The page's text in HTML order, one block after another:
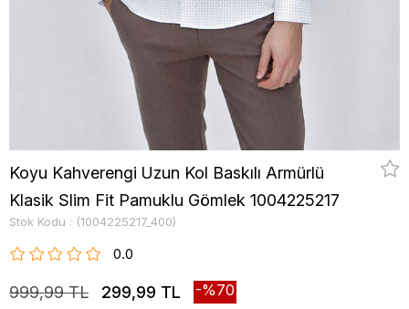
Koyu Kahverengi Uzun Kol Baskılı Armürlü
Klasik Slim Fit Pamuklu Gömlek 1004225217
Stok Kodu (1004225217_400)
0.0
999,99 TL 299,99 TL 70